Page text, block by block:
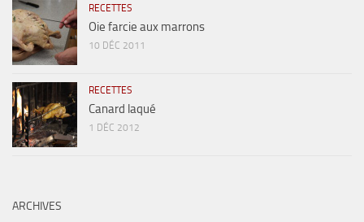
RECETTES
Oie farcie aux marrons
10 DÉC 2011
RECETTES
Canard laqué
1 DÉC 2012
ARCHIVES